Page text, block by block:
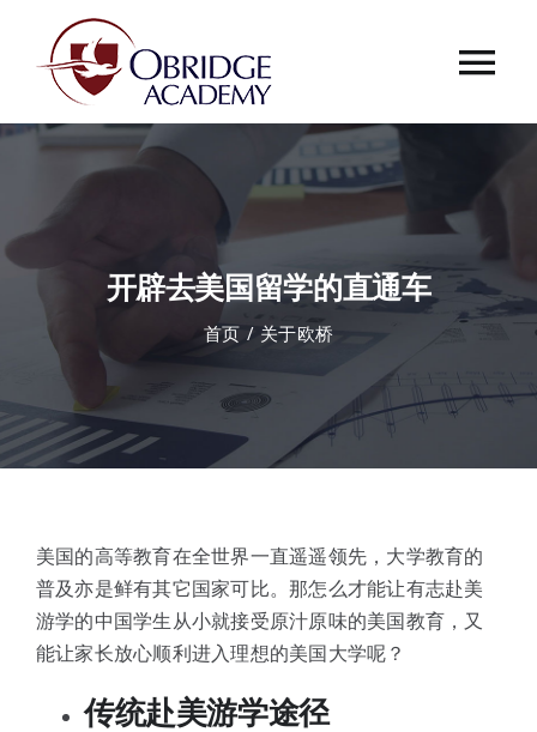
首页
欧桥介绍
课程中心
合作伙伴
体验中心
开辟去美国留学的直通车
首页 关于欧桥
美国的高等教育在全世界一直遥遥领先，大学教育的
普及亦是鲜有其它国家可比。那怎么才能让有志赴美
游学的中国学生从小就接受原汁原味的美国教育，又
能让家长放心顺利进入理想的美国大学呢？
传统赴美游学途径